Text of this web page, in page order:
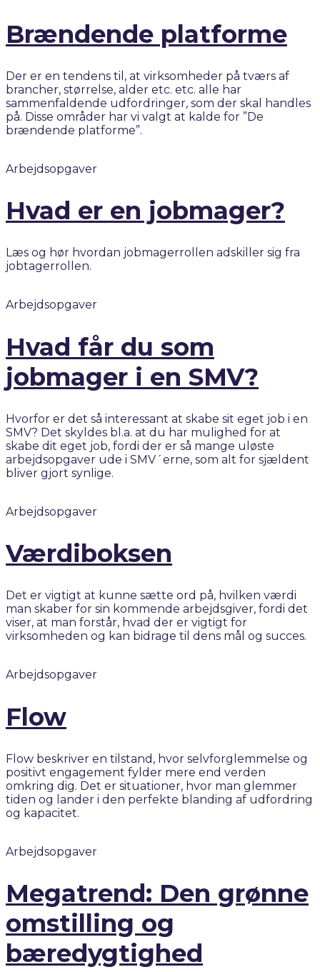
Brændende platforme
Der er en tendens til, at virksomheder på tværs af
brancher, størrelse, alder etc. etc. alle har
sammenfaldende udfordringer, som der skal handles
på. Disse områder har vi valgt at kalde for ”De
brændende platforme”.
Arbejdsopgaver
Hvad er en jobmager?
Læs og hør hvordan jobmagerrollen adskiller sig fra
jobtagerrollen.
Arbejdsopgaver
Hvad får du som
jobmager i en SMV?
Hvorfor er det så interessant at skabe sit eget job i en
SMV? Det skyldes bl.a. at du har mulighed for at
skabe dit eget job, fordi der er så mange uløste
arbejdsopgaver ude i SMV´erne, som alt for sjældent
bliver gjort synlige.
Arbejdsopgaver
Værdiboksen
Det er vigtigt at kunne sætte ord på, hvilken værdi
man skaber for sin kommende arbejdsgiver, fordi det
viser, at man forstår, hvad der er vigtigt for
virksomheden og kan bidrage til dens mål og succes.
Arbejdsopgaver
Flow
Flow beskriver en tilstand, hvor selvforglemmelse og
positivt engagement fylder mere end verden
omkring dig. Det er situationer, hvor man glemmer
tiden og lander i den perfekte blanding af udfordring
og kapacitet.
Arbejdsopgaver
Megatrend: Den grønne
omstilling og
bæredygtighed